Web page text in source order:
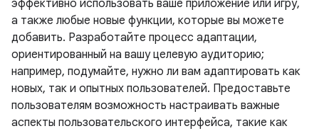
эффективно использовать ваше приложение или игру,
а также любые новые функции, которые вы можете
добавить. Разработайте процесс адаптации,
ориентированный на вашу целевую аудиторию;
например, подумайте, нужно ли вам адаптировать как
новых, так и опытных пользователей. Предоставьте
пользователям возможность настраивать важные
аспекты пользовательского интерфейса, такие как